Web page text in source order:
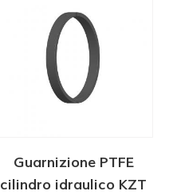
Guarnizione PTFE
cilindro idraulico KZT